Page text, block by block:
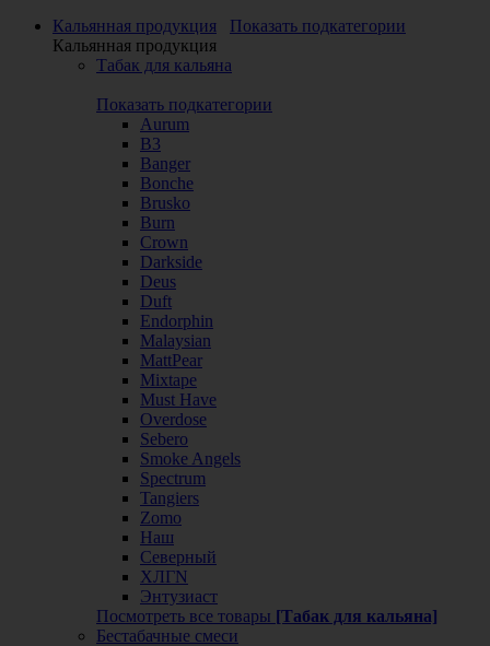
Кальянная продукция
Показать подкатегории
Кальянная продукция
Табак для кальяна
Показать подкатегории
Aurum
B3
Banger
Bonche
Brusko
Burn
Crown
Darkside
Deus
Duft
Endorphin
Malaysian
MattPear
Mixtape
Must Have
Overdose
Sebero
Smoke Angels
Spectrum
Tangiers
Zomo
Наш
Северный
ХЛГN
Энтузиаст
Посмотреть все товары [Табак для кальяна]
Бестабачные смеси